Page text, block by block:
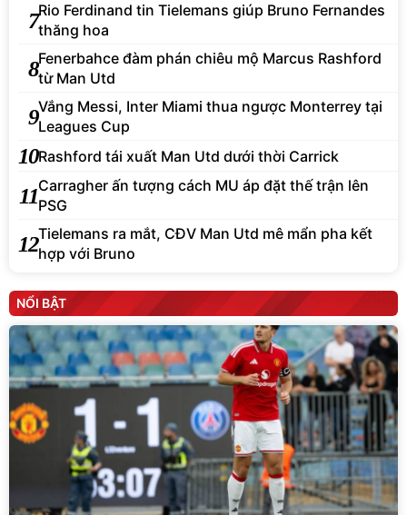
7Rio Ferdinand tin Tielemans giúp Bruno Fernandes
thăng hoa
8Fenerbahce đàm phán chiêu mộ Marcus Rashford
từ Man Utd
9Vắng Messi, Inter Miami thua ngược Monterrey tại
Leagues Cup
10Rashford tái xuất Man Utd dưới thời Carrick
11Carragher ấn tượng cách MU áp đặt thế trận lên
PSG
12Tielemans ra mắt, CĐV Man Utd mê mẩn pha kết
hợp với Bruno
NỔI BẬT